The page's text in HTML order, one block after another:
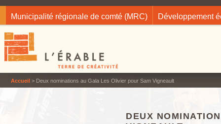
Municipalité régionale de comté (MRC) Développement
Accueil > Deux nominations au Gala Les Olivier pour Sam Vigneault
DEUX